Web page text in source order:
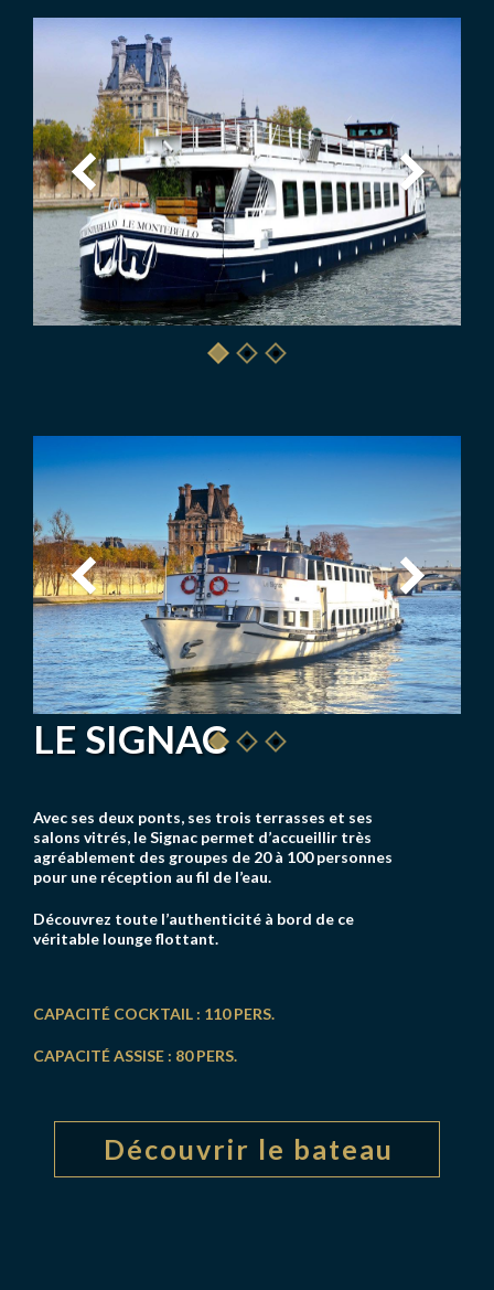
LE SIGNAC
Avec ses deux ponts, ses trois terrasses et ses
salons vitrés, le Signac permet d’accueillir très
agréablement des groupes de 20 à 100 personnes
pour une réception au fil de l’eau.
Découvrez toute l’authenticité à bord de ce
véritable lounge flottant.
CAPACITÉ COCKTAIL : 110 PERS.
CAPACITÉ ASSISE : 80 PERS.
Découvrir le bateau